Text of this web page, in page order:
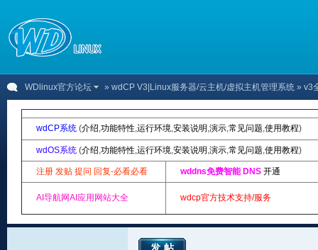
WDlinux官方论坛 » wdCP V3|Linux服务器/云主机/虚拟主机管理系统 » v3
wdCP系统 (介绍,功能特性,运行环境,安装说明 ,演示,常见问题,使用教程)
wdOS系统 (介绍,功能特性,运行环境,安装说明 ,演示,常见问题,使用教程)
注册 发贴 提问 回复-必看必看 wddns免费智能 DNS 开通
AI导航网AI应用网站大全 wdcp官方技术支持/服务